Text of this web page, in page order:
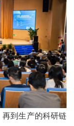
到生产的科研链